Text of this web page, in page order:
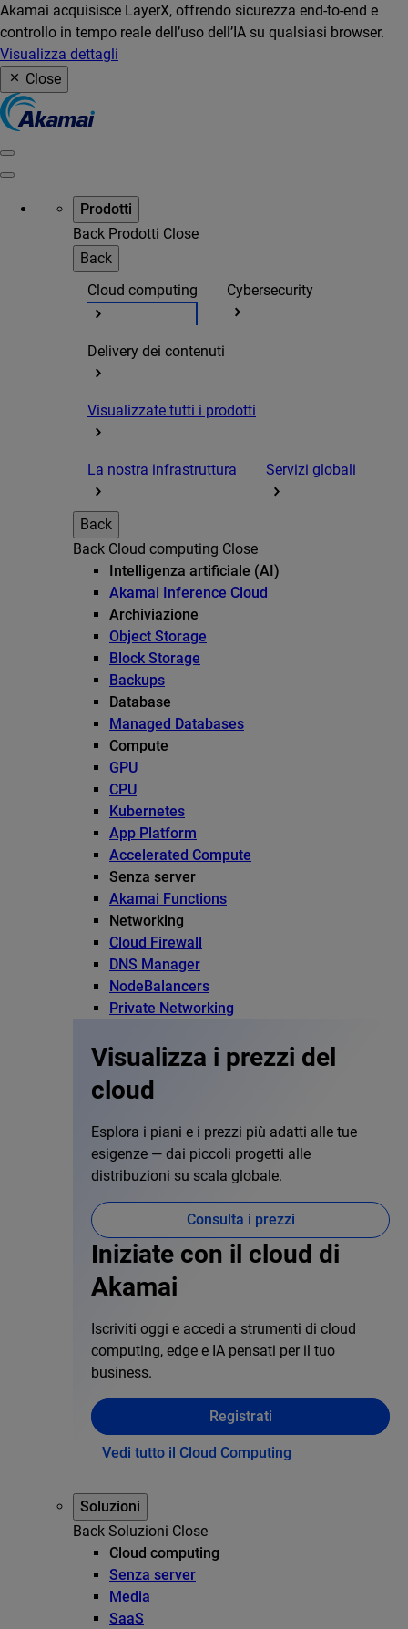
Akamai acquisisce LayerX, offrendo sicurezza end-to-end e
controllo in tempo reale dell’uso dell’IA su qualsiasi browser.
Visualizza dettagli
Close
Prodotti
Back Prodotti Close
Back
Cloud computing
Cybersecurity
Delivery dei contenuti
Visualizzate tutti i prodotti
La nostra infrastruttura Servizi globali
Back
Back Cloud computing Close
Intelligenza artificiale (AI)
Akamai Inference Cloud
Archiviazione
Object Storage
Block Storage
Backups
Database
Managed Databases
Compute
GPU
CPU
Kubernetes
App Platform
Accelerated Compute
Senza server
Akamai Functions
Networking
Cloud Firewall
DNS Manager
NodeBalancers
Private Networking
Visualizza i prezzi del
cloud
Esplora i piani e i prezzi più adatti alle tue
esigenze — dai piccoli progetti alle
distribuzioni su scala globale.
Consulta i prezzi
Iniziate con il cloud di
Akamai
Iscriviti oggi e accedi a strumenti di cloud
computing, edge e IA pensati per il tuo
business.
Registrati
Vedi tutto il Cloud Computing
Soluzioni
Back Soluzioni Close
Cloud computing
Senza server
Media
SaaS